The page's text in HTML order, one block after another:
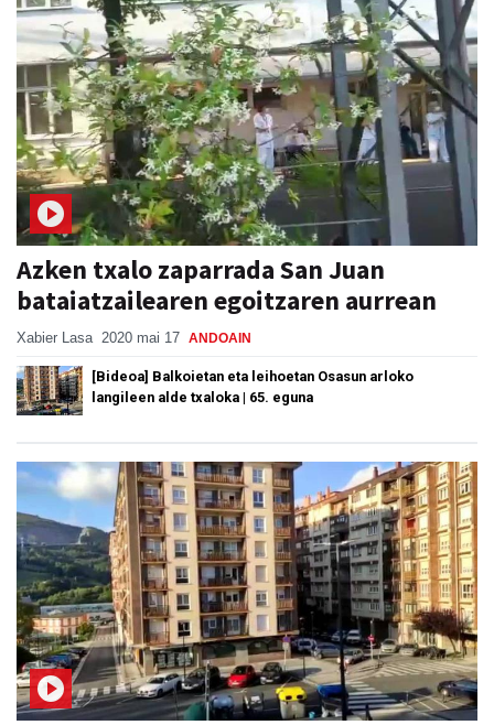
Azken txalo zaparrada San Juan
bataiatzailearen egoitzaren aurrean
Xabier Lasa 2020 mai 17 ANDOAIN
[Bideoa] Balkoietan eta leihoetan Osasun arloko
langileen alde txaloka | 65. eguna